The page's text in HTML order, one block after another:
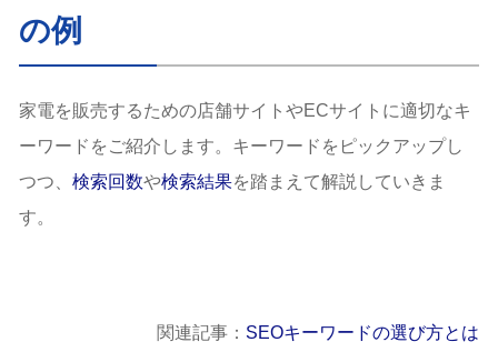
の例
家電を販売するための店舗サイトやECサイトに適切なキ
ーワードをご紹介します。キーワードをピックアップし
つつ、 検索回数や検索結果を踏まえて解説していきま
す。
関連記事： SEOキーワードの選び方とは